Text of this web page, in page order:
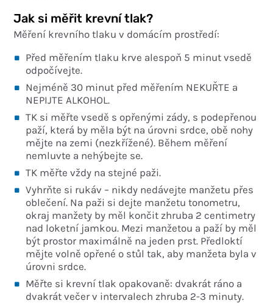
Jak si měřit krevní tlak?
Měření krevního tlaku v domácím prostředí:
Před měřením tlaku krve alespoň 5 minut vsedě
odpočívejte.
Nejméně 30 minut před měřením NEKUŘTE a
NEPIJTE ALKOHOL.
TK si měřte vsedě s opřenými zády, s podepřenou
paží, která by měla být na úrovni srdce, obě nohy
mějte na zemi (nezkřížené). Během měření
nemluvte a nehýbejte se.
TK měřte vždy na stejné paži.
Vyhrňte si rukáv – nikdy nedávejte manžetu přes
oblečení. Na paži si dejte manžetu tonometru,
okraj manžety by měl končit zhruba 2 centimetry
nad loketní jamkou. Mezi manžetou a paží by měl
být prostor maximálně na jeden prst. Předloktí
mějte volně opřené o stůl tak, aby manžeta byla v
úrovni srdce.
Měřte si krevní tlak opakovaně: dvakrát ráno a
dvakrát večer v intervalech zhruba 2-3 minuty.